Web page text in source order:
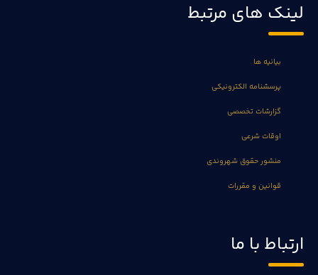
لینک های مرتبط
بیانیه ها
پرسشنامه الکترونیکی
گزارشات تخصصی
اوقات شرعی
منشور حقوق شهروندی
قوانین و مقررات
ارتباط با ما